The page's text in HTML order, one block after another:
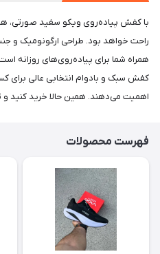
با کفش پیاده‌روی ویکو سفید صورتی،
راحت خواهد بود. طراحی ارگونومیک و
همراه شما برای پیاده‌روی‌های روزانه
کفش سبک و بادوام انتخابی عالی برای
اهمیت می‌دهند. همین حالا خرید کنید و
فهرست محصولات